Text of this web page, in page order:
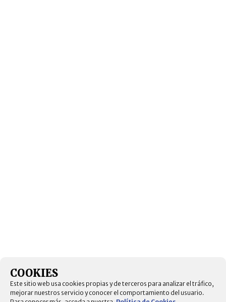
COOKIES
Este sitio web usa cookies propias y de terceros para analizar el tráfico,
mejorar nuestros servicio y conocer el comportamiento del usuario.